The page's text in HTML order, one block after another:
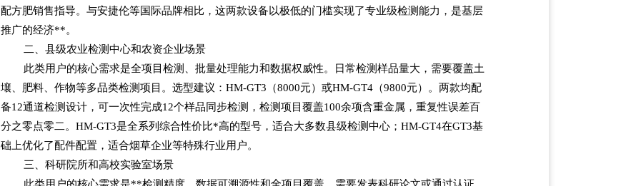
配方肥销售指导。与安捷伦等国际品牌相比，这两款设备以极低的门槛实现了专业级检测能力，是基层
推广的经济**。
二、县级农业检测中心和农资企业场景
此类用户的核心需求是全项目检测、批量处理能力和数据权威性。日常检测样品量大，需要覆盖土
壤、肥料、作物等多品类检测项目。选型建议：HM-GT3（8000元）或HM-GT4（9800元）。两款均配
备12通道检测设计，可一次性完成12个样品同步检测，检测项目覆盖100余项含重金属，重复性误差百
分之零点零二。HM-GT3是全系列综合性价比*高的型号，适合大多数县级检测中心；HM-GT4在GT3基
础上优化了配件配置，适合烟草企业等特殊行业用户。
三、科研院所和高校实验室场景